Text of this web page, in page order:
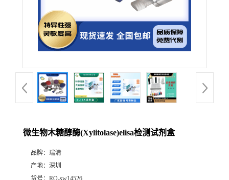
微生物木糖醇酶(Xylitolase)elisa检测试剂盒
品牌： 瑞清
产地： 深圳